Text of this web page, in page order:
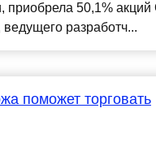
приобрела 50,1%
разработч...
поможет торговать